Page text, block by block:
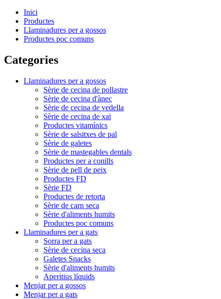
Inici
Productes
Llaminadures per a gossos
Productes poc comuns
Categories
Llaminadures per a gossos
Sèrie de cecina de pollastre
Sèrie de cecina d'ànec
Sèrie de cecina de vedella
Sèrie de cecina de xai
Productes vitamínics
Sèrie de salsitxes de pal
Sèrie de galetes
Sèrie de mastegables dentals
Productes per a conills
Sèrie de pell de peix
Productes FD
Sèrie FD
Productes de retorta
Sèrie de carn seca
Sèrie d'aliments humits
Productes poc comuns
Llaminadures per a gats
Sorra per a gats
Sèrie de cecina seca
Galetes Snacks
Sèrie d'aliments humits
Aperitius líquids
Menjar per a gossos
Menjar per a gats